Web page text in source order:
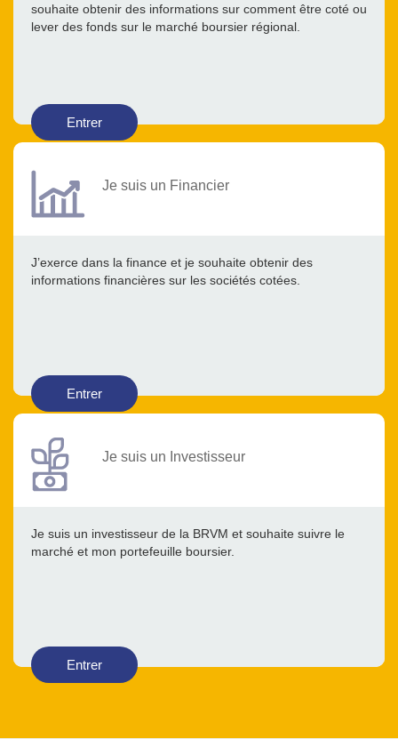
souhaite obtenir des informations sur comment être coté ou
lever des fonds sur le marché boursier régional.
Entrer
Je suis un Financier
J’exerce dans la finance et je souhaite obtenir des
informations financières sur les sociétés cotées.
Entrer
Je suis un Investisseur
Je suis un investisseur de la BRVM et souhaite suivre le
marché et mon portefeuille boursier.
Entrer